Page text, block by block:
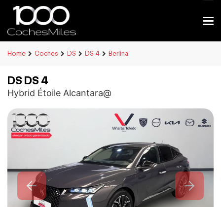
Home Coches DS DS 4 Berlina
DS DS 4
Hybrid Étoile Alcantara@